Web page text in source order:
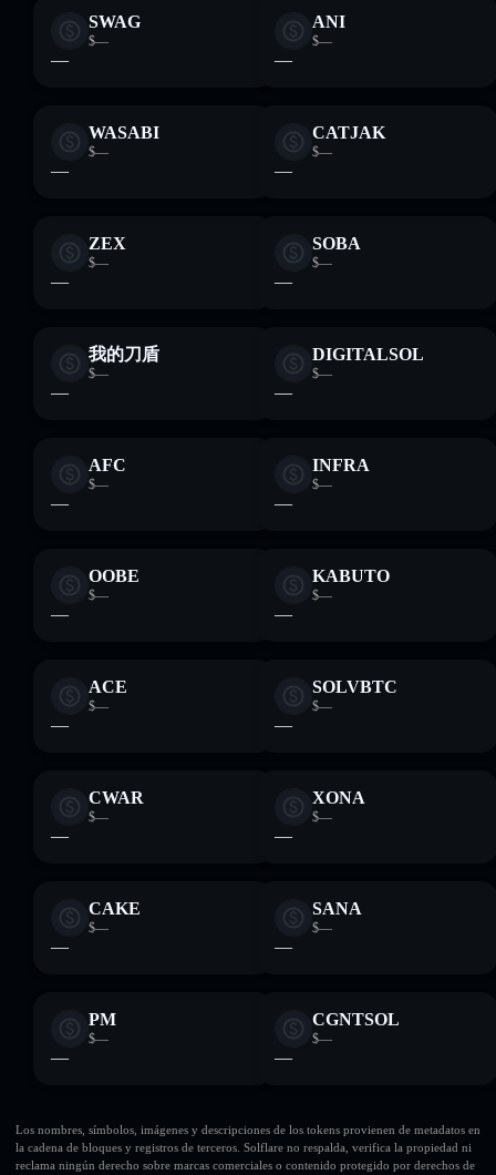
SWAG
$—
—
ANI
$—
—
WASABI
$—
—
CATJAK
$—
—
ZEX
$—
—
SOBA
$—
—
我的刀盾
$—
—
DIGITALSOL
$—
—
AFC
$—
—
INFRA
$—
—
OOBE
$—
—
KABUTO
$—
—
ACE
$—
—
SOLVBTC
$—
—
CWAR
$—
—
XONA
$—
—
CAKE
$—
—
SANA
$—
—
PM
$—
—
CGNTSOL
$—
—
Los nombres, símbolos, imágenes y descripciones de los tokens provienen de metadatos en
la cadena de bloques y registros de terceros. Solflare no respalda, verifica la propiedad ni
reclama ningún derecho sobre marcas comerciales o contenido protegido por derechos de